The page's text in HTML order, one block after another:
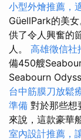
小型外燴推薦，
GüellPark的美女
供了令人興奮的
人。 高雄徵信社
備450艘
Seabourn
台中筋膜刀放鬆
準備 對於那些想
來說，這款豪華
室內設計推薦，